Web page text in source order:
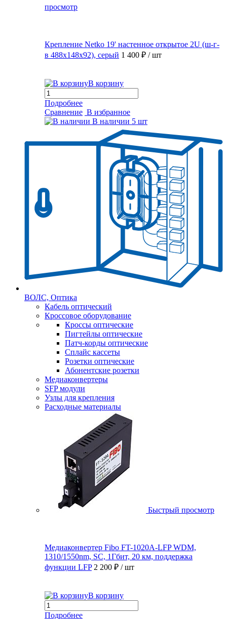
просмотр
Крепление Netko 19' настенное открытое 2U (ш-г-
в 488х148х92), серый 1 400 ₽ / шт
В корзину
Подробнее
Сравнение В избранное
В наличии 5 шт
ВОЛС, Оптика
Кабель оптический
Кроссовое оборудование
Кроссы оптические
Пигтейлы оптические
Патч-корды оптические
Сплайс кассеты
Розетки оптические
Абонентские розетки
Медиаконвертеры
SFP модули
Узлы для крепления
Расходные материалы
Быстрый просмотр
Медиаконвертер Fibo FT-1020A-LFP WDM,
1310/1550nm, SC, 1Гбит, 20 км, поддержка
функции LFP 2 200 ₽ / шт
В корзину
Подробнее